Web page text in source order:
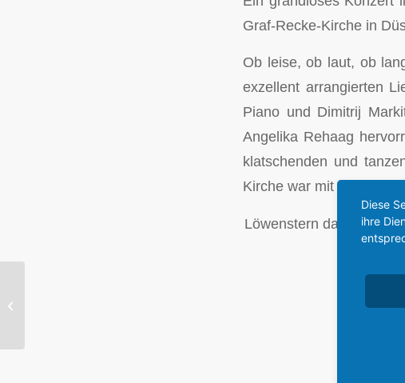
Graf-Recke-Kirche in
Ob leise, ob laut, ob
exzellent arrangierten
Piano und Dimitrij
Angelika Rehaag
klatschenden und
Kirche war mit über 300
Löwenstern dankt allen
Diese
ihre